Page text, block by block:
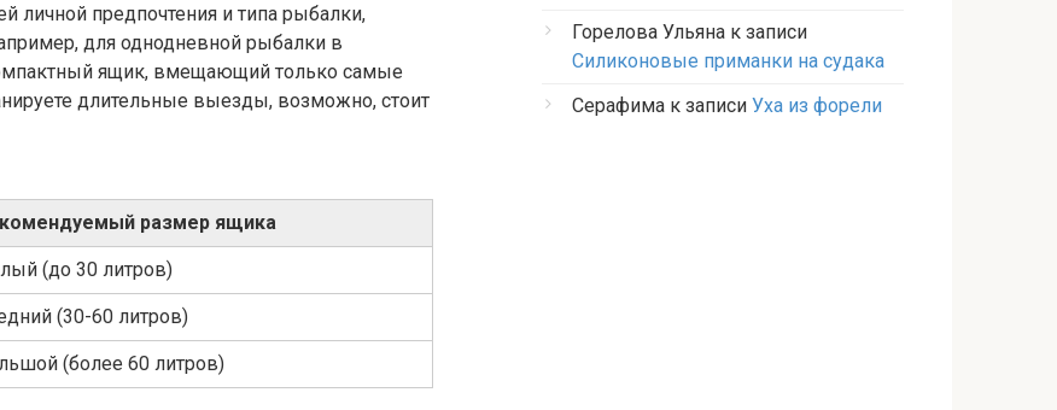
личной предпочтения и типа рыбалки,
для однодневной рыбалки в
ящик, вмещающий только самые
длительные выезды, возможно, стоит
размер ящика
(до 30 литров)
(30-60 литров)
(более 60 литров)
Горелова Ульяна к записи
Силиконовые приманки на судака
Серафима к записи Уха из форели